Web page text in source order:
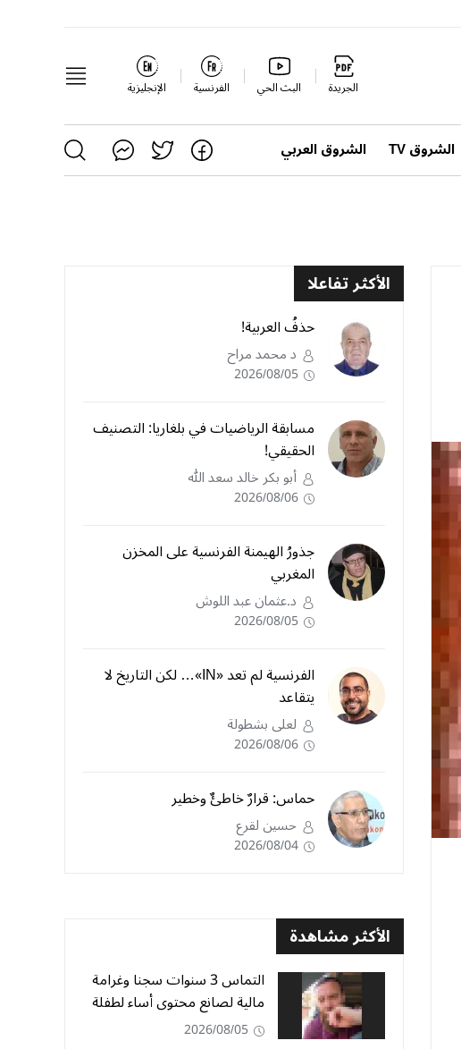
الجريدة البث الحي الفرنسية الإنجليزية
الشروق TV الشروق العربي
الأكثر تفاعلا
حذفُ العربية!
د محمد مراح
2026/08/05
مسابقة الرياضيات في بلغاريا: التصنيف
الحقيقي!
أبو بكر خالد سعد الله
2026/08/06
جذورُ الهيمنة الفرنسية على المخزن
المغربي
د.عثمان عبد اللوش
2026/08/05
الفرنسية لم تعد «IN»… لكن التاريخ لا
يتقاعد
لعلى بشطولة
2026/08/06
حماس: قرارٌ خاطئٌ وخطير
حسين لقرع
2026/08/04
الأكثر مشاهدة
التماس 3 سنوات سجنا وغرامة
مالية لصانع محتوى أساء لطفلة
2026/08/05